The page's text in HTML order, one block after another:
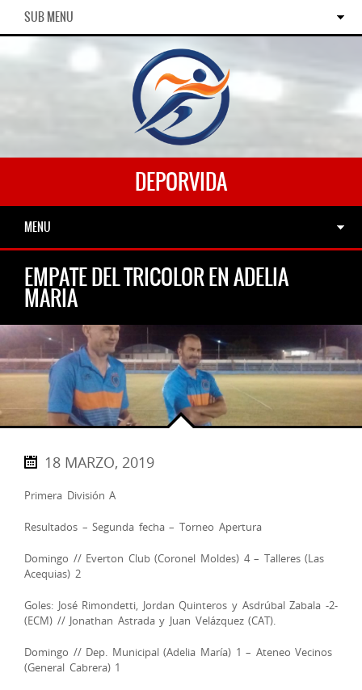
SUB MENU
DEPORVIDA
MENU
EMPATE DEL TRICOLOR EN ADELIA
MARIA
18 MARZO, 2019
Primera División A
Resultados – Segunda fecha – Torneo Apertura
Domingo // Everton Club (Coronel Moldes) 4 – Talleres (Las
Acequias) 2
Goles: José Rimondetti, Jordan Quinteros y Asdrúbal Zabala -2-
(ECM) // Jonathan Astrada y Juan Velázquez (CAT).
Domingo // Dep. Municipal (Adelia María) 1 – Ateneo Vecinos
(General Cabrera) 1